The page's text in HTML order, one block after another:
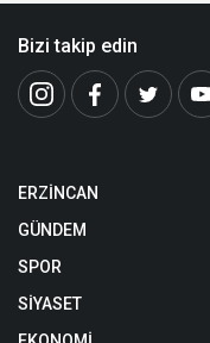
Bizi takip edin
ERZİNCAN
GÜNDEM
SPOR
SİYASET